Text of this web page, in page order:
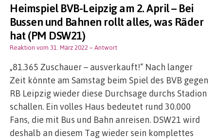
Heimspiel BVB-Leipzig am 2. April – Bei
Bussen und Bahnen rollt alles, was Räder
hat (PM DSW21)
Reaktion vom 31. März 2022 – Antwort
„81.365 Zuschauer – ausverkauft!“ Nach langer
Zeit könnte am Samstag beim Spiel des BVB gegen
RB Leipzig wieder diese Durchsage durchs Stadion
schallen. Ein volles Haus bedeutet rund 30.000
Fans, die mit Bus und Bahn anreisen. DSW21 wird
deshalb an diesem Tag wieder sein komplettes